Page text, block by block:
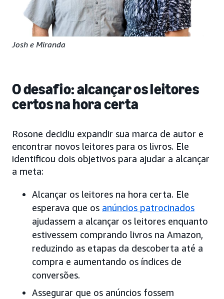
Josh e Miranda
O desafio: alcançar os leitores
certos na hora certa
Rosone decidiu expandir sua marca de autor e
encontrar novos leitores para os livros. Ele
identificou dois objetivos para ajudar a alcançar
a meta:
Alcançar os leitores na hora certa. Ele
esperava que os anúncios patrocinados
ajudassem a alcançar os leitores enquanto
estivessem comprando livros na Amazon,
reduzindo as etapas da descoberta até a
compra e aumentando os índices de
conversões.
Assegurar que os anúncios fossem